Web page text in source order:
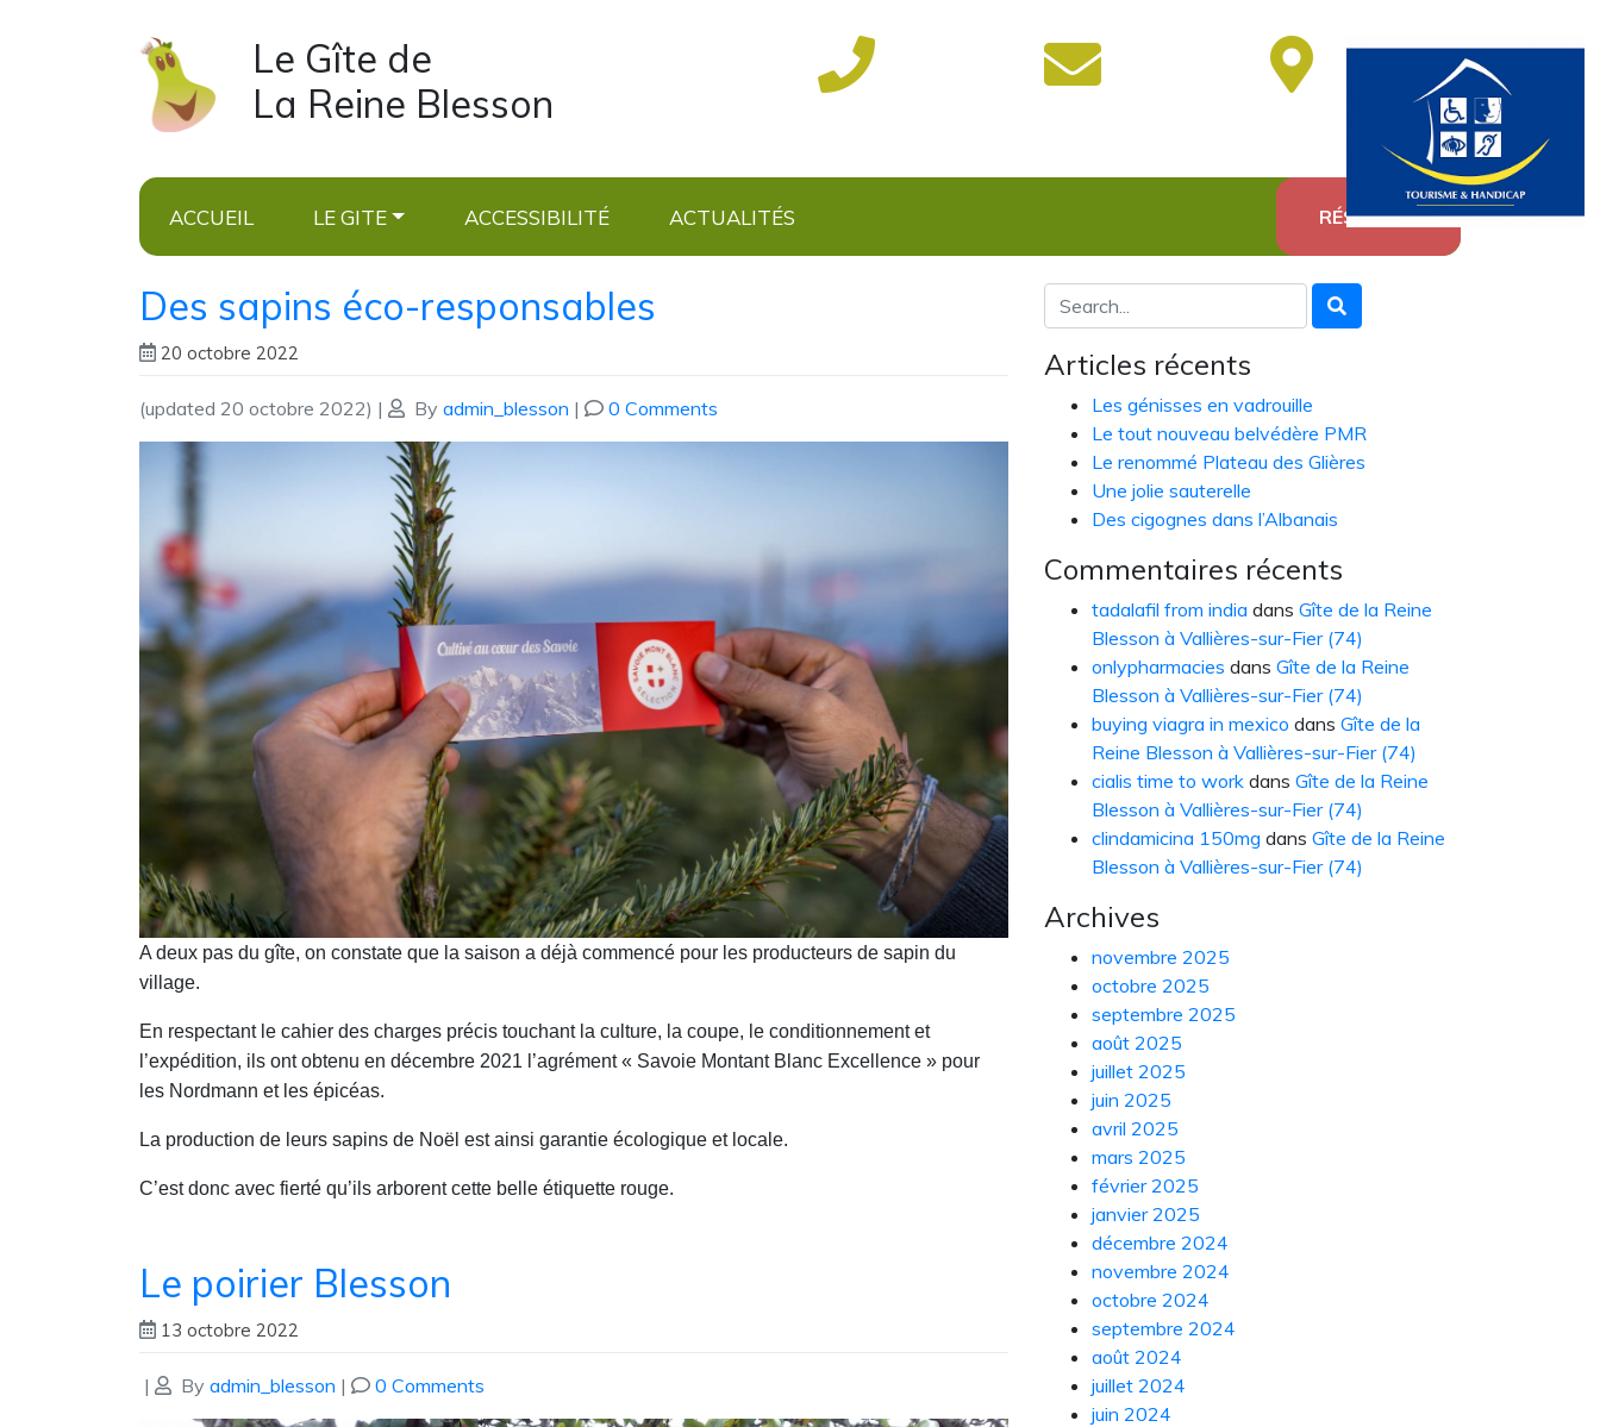
Le Gîte de
La Reine Blesson
ACCUEIL LE GITE ACCESSIBILITÉ ACTUALITÉS RÉSERVER
Des sapins éco-responsables
20 octobre 2022
(updated 20 octobre 2022) | By admin_blesson | 0 Comments
A deux pas du gîte, on constate que la saison a déjà commencé pour les producteurs de sapin du
village.
En respectant le cahier des charges précis touchant la culture, la coupe, le conditionnement et
l’expédition, ils ont obtenu en décembre 2021 l’agrément « Savoie Montant Blanc Excellence » pour
les Nordmann et les épicéas.
La production de leurs sapins de Noël est ainsi garantie écologique et locale.
C’est donc avec fierté qu’ils arborent cette belle étiquette rouge.
Le poirier Blesson
13 octobre 2022
| By admin_blesson | 0 Comments
Articles récents
Les génisses en vadrouille
Le tout nouveau belvédère PMR
Le renommé Plateau des Glières
Une jolie sauterelle
Des cigognes dans l’Albanais
Commentaires récents
tadalafil from india dans Gîte de la Reine
Blesson à Vallières-sur-Fier (74)
onlypharmacies dans Gîte de la Reine
Blesson à Vallières-sur-Fier (74)
buying viagra in mexico dans Gîte de la
Reine Blesson à Vallières-sur-Fier (74)
cialis time to work dans Gîte de la Reine
Blesson à Vallières-sur-Fier (74)
clindamicina 150mg dans Gîte de la Reine
Blesson à Vallières-sur-Fier (74)
Archives
novembre 2025
octobre 2025
septembre 2025
août 2025
juillet 2025
juin 2025
avril 2025
mars 2025
février 2025
janvier 2025
décembre 2024
novembre 2024
octobre 2024
septembre 2024
août 2024
juillet 2024
juin 2024